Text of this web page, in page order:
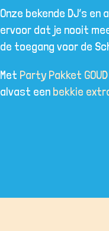
Onze bekende DJ’s
ervoor dat je nooit
de toegang voor de
Met Party Pakket GOUD
alvast een bekkie